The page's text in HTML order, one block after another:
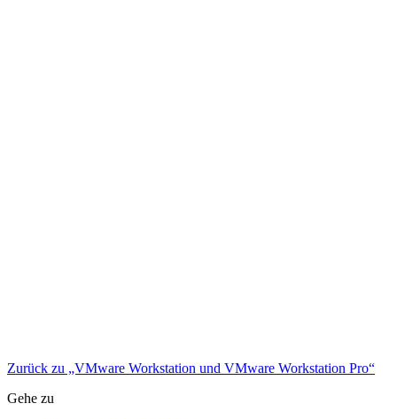
Zurück zu „VMware Workstation und VMware Workstation Pro“
Gehe zu